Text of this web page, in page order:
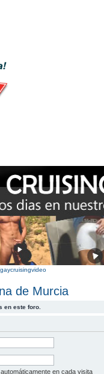
de Murcia
en este foro.
en cada visita